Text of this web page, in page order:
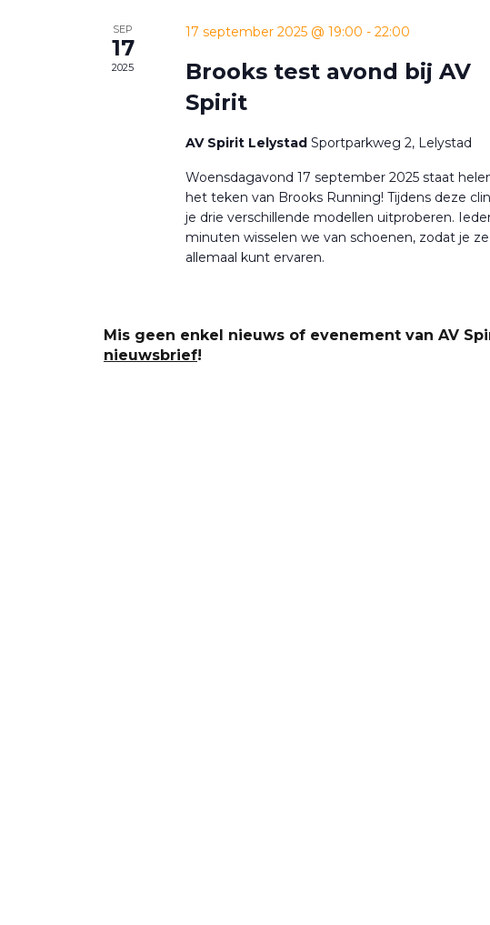
SEP
17
2025
17 september 2025 @ 19:00 - 22:00
Brooks test avond bij AV
Spirit
AV Spirit Lelystad Sportparkweg 2, Lelystad
Woensdagavond 17 september 2025 staat
het teken van Brooks Running! Tijdens deze
je drie verschillende modellen uitproberen.
minuten wisselen we van schoenen, zodat je ze
allemaal kunt ervaren.
Mis geen enkel nieuws of evenement van AV
nieuwsbrief!